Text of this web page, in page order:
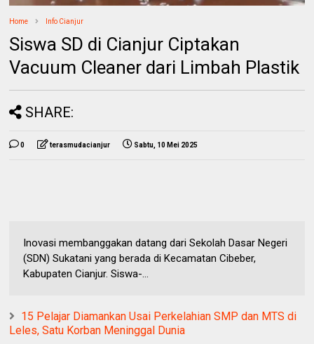
Home Info Cianjur
Siswa SD di Cianjur Ciptakan
Vacuum Cleaner dari Limbah Plastik
SHARE:
0 terasmudacianjur Sabtu, 10 Mei 2025
Inovasi membanggakan datang dari Sekolah Dasar Negeri
(SDN) Sukatani yang berada di Kecamatan Cibeber,
Kabupaten Cianjur. Siswa-...
15 Pelajar Diamankan Usai Perkelahian SMP dan MTS di
Leles, Satu Korban Meninggal Dunia